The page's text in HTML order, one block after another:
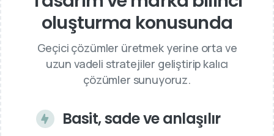
oluşturma konusunda
Geçici çözümler üretmek yerine orta ve
uzun vadeli stratejiler geliştirip kalıcı
çözümler sunuyoruz.
Basit, sade ve anlaşılır